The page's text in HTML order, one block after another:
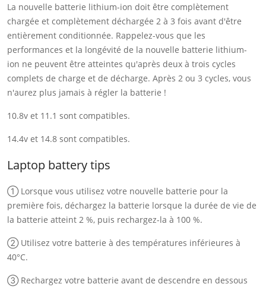
La nouvelle batterie lithium-ion doit être complètement
chargée et complètement déchargée 2 à 3 fois avant d'être
entièrement conditionnée. Rappelez-vous que les
performances et la longévité de la nouvelle batterie lithium-
ion ne peuvent être atteintes qu'après deux à trois cycles
complets de charge et de décharge. Après 2 ou 3 cycles, vous
n'aurez plus jamais à régler la batterie !
10.8v et 11.1 sont compatibles.
14.4v et 14.8 sont compatibles.
Laptop battery tips
① Lorsque vous utilisez votre nouvelle batterie pour la
première fois, déchargez la batterie lorsque la durée de vie de
la batterie atteint 2 %, puis rechargez-la à 100 %.
② Utilisez votre batterie à des températures inférieures à
40°C.
③ Rechargez votre batterie avant de descendre en dessous